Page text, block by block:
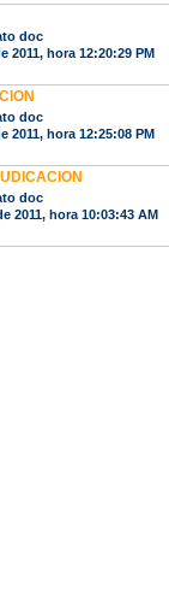
doc
2011, hora 12:20:29 PM
doc
2011, hora 12:25:08 PM
doc
2011, hora 10:03:43 AM